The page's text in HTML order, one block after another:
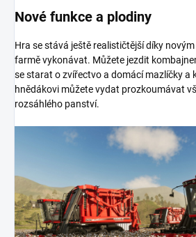
Nové funkce a plodiny
Hra se stává ještě realističtější díky
farmě vykonávat. Můžete jezdit
se starat o zvířectvo a domácí mazlíčky a
hnědákovi můžete vydat prozkoumávat
rozsáhlého panství.